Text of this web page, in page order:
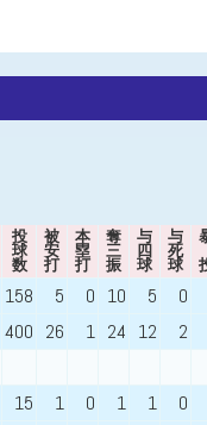
投
球
数
被
安
打
本
塁
打
奪
三
振
与
四
球
与
死
球
158 5 0 10 5 0
400 26 1 24 12 2
15 1 0 1 1 0